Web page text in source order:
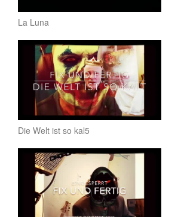
La Luna
Die Welt ist so kal5